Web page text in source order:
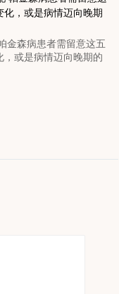
金森病患者需留意这五
，或是病情迈向晚期的